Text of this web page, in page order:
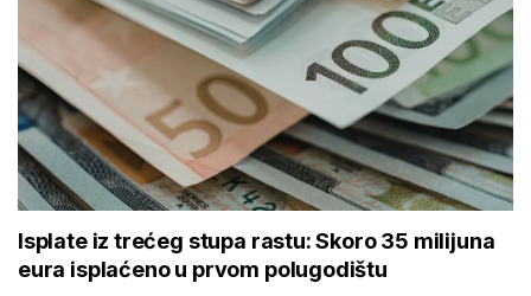
Isplate iz trećeg stupa rastu: Skoro 35 milijuna
eura isplaćeno u prvom polugodištu